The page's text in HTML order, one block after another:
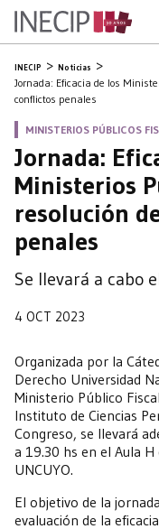
INECIP Noticias
Jornada: Eficacia de los
conflictos penales
MINISTERIOS PÚBLICOS
Jornada:
Ministerios
resolución
penales
Se llevará a cabo
4 OCT 2023
Organizada por la
Derecho Universidad
Ministerio Público
Instituto de Ciencias
Congreso, se llevará
a 19.30 hs en el Aula
UNCUYO.
El objetivo de la
evaluación de la